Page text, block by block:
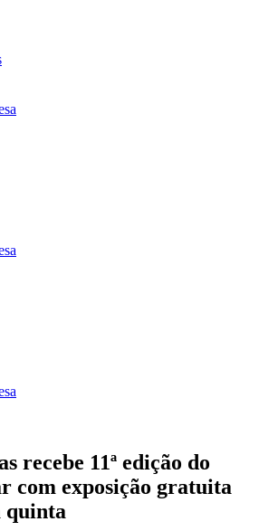
recebe 11ª edição do
com exposição gratuita
quinta